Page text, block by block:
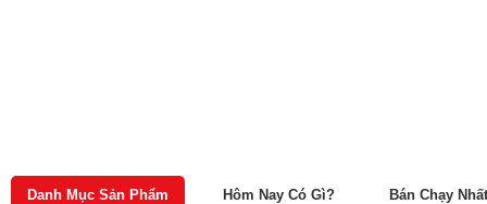
Danh Mục Sản Phẩm Hôm Nay Có Gì? Bán Chạy Nhất